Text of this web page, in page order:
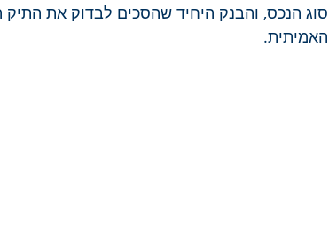
סוג הנכס, והבנק היחיד שהסכים לבדוק את
האמיתית.